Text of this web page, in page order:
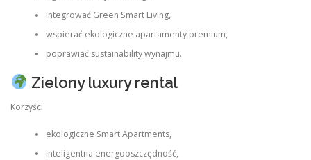
integrować Green Smart Living,
wspierać ekologiczne apartamenty premium,
poprawiać sustainability wynajmu.
Zielony luxury rental
Korzyści:
ekologiczne Smart Apartments,
inteligentna energooszczędność,